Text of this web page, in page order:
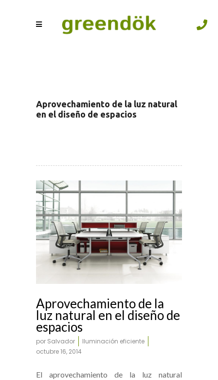
Aprovechamiento de la luz natural
en el diseño de espacios
Aprovechamiento de la
luz natural en el diseño de
espacios
por Salvador
Iluminación eficiente
octubre 16, 2014
El aprovechamiento de la luz natural